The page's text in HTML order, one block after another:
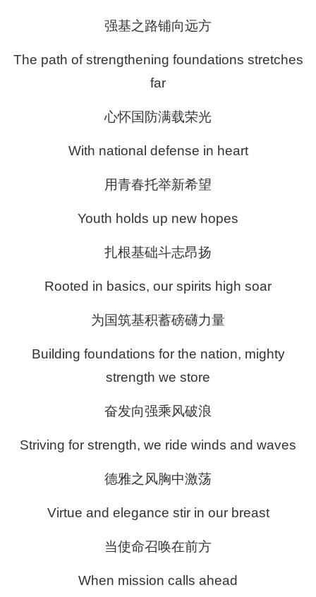
强基之路铺向远方
The path of strengthening foundations stretches
far
心怀国防满载荣光
With national defense in heart
用青春托举新希望
Youth holds up new hopes
扎根基础斗志昂扬
Rooted in basics, our spirits high soar
为国筑基积蓄磅礴力量
Building foundations for the nation, mighty
strength we store
奋发向强乘风破浪
Striving for strength, we ride winds and waves
德雅之风胸中激荡
Virtue and elegance stir in our breast
当使命召唤在前方
When mission calls ahead